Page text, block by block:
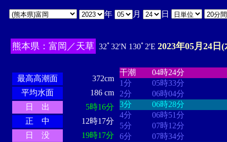
年 月 日
熊本県：富岡／天草 32ﾟ32'N 130ﾟ2'E 2023年05月24日(
最高高潮面
372cm
平均水面
186 cm
日 出
5時16分
正 中
12時17分
日 没
19時17分
干潮
04時24分
1分
05時33分
2分
06時04分
3分
06時28分
4分
06時51分
5分
07時12分
6分
07時34分